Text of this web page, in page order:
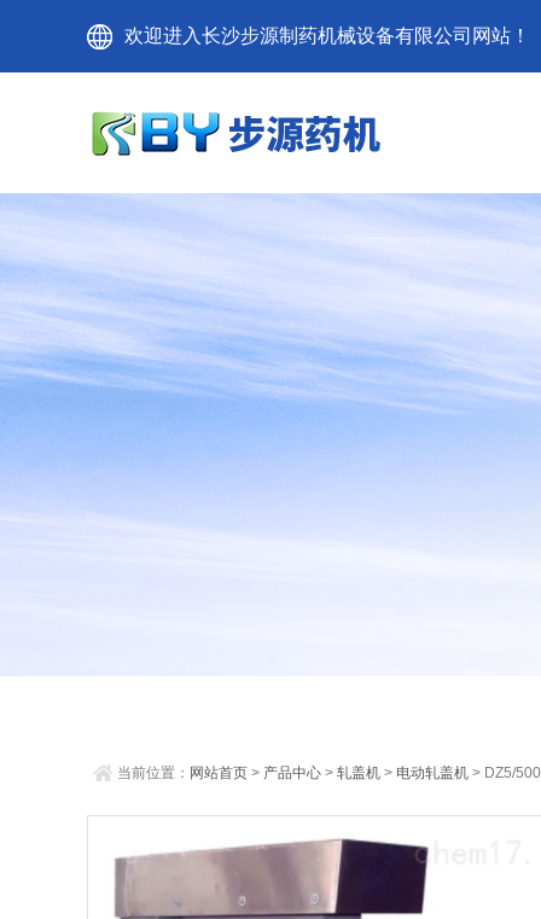
欢迎进入长沙步源制药机械设备有限公司网站！
当前位置： 网站首页 > 产品中心 > 轧盖机 > 电动轧盖机 > DZ5/